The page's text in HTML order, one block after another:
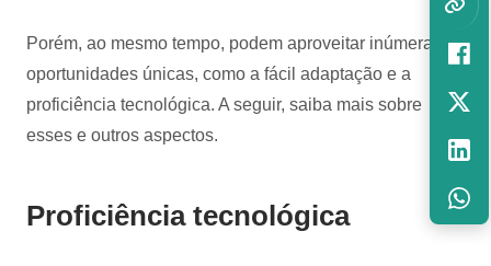
Porém, ao mesmo tempo, podem aproveitar inúmeras
oportunidades únicas, como a fácil adaptação e a
proficiência tecnológica. A seguir, saiba mais sobre
esses e outros aspectos.
Proficiência tecnológica